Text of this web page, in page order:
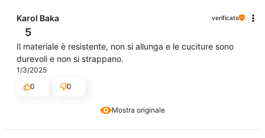
Mostra originale
Karol Baka verificato
5
Il materiale è resistente, non si allunga e le cuciture sono
durevoli e non si strappano.
1/3/2025
0
0